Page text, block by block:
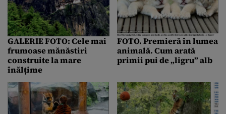
GALERIE FOTO: Cele mai
frumoase mănăstiri
construite la mare
înălțime
FOTO. Premieră în lumea
animală. Cum arată
primii pui de „ligru” alb